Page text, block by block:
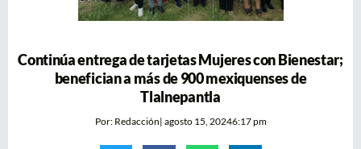
Continúa entrega de tarjetas Mujeres con Bienestar;
benefician a más de 900 mexiquenses de
Tlalnepantla
Por:Redacción| agosto 15, 20246:17 pm